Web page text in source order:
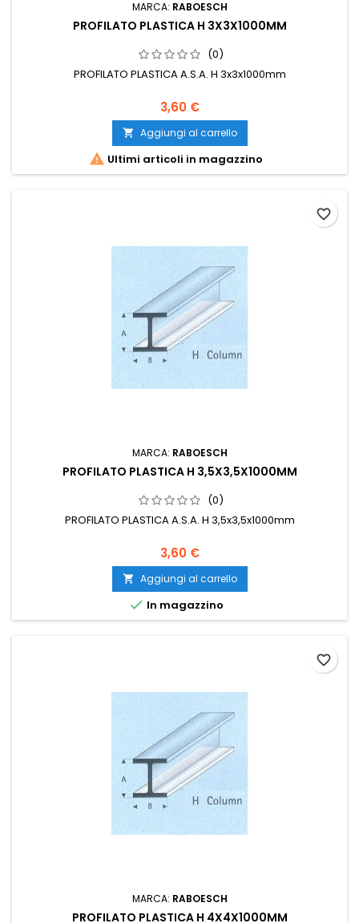
MARCA: RABOESCH
PROFILATO PLASTICA H 3X3X1000MM
(0)
PROFILATO PLASTICA A.S.A. H 3x3x1000mm
3,60 €
 Aggiungi al carrello
 Ultimi articoli in magazzino
MARCA: RABOESCH
PROFILATO PLASTICA H 3,5X3,5X1000MM
(0)
PROFILATO PLASTICA A.S.A. H 3,5x3,5x1000mm
3,60 €
 Aggiungi al carrello
 In magazzino
favorite_border
MARCA: RABOESCH
PROFILATO PLASTICA H 4X4X1000MM
favorite_border